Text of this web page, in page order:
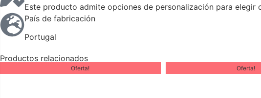
Este producto admite opciones de personalización para elegir
País de fabricación
Portugal
Productos relacionados
Oferta! Oferta!